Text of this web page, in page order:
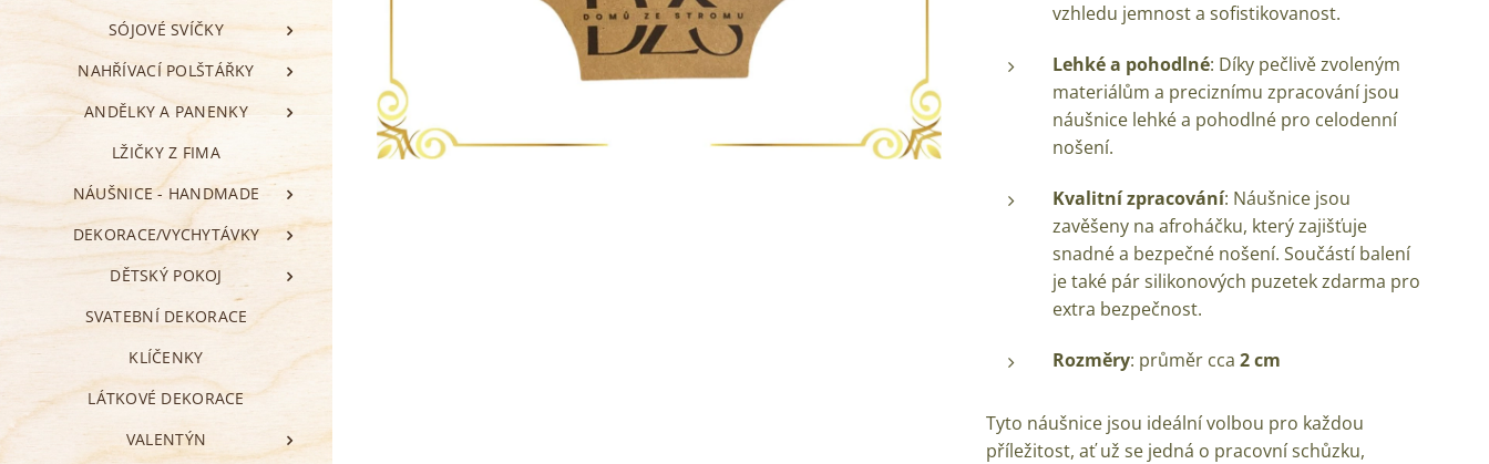
SÓJOVÉ SVÍČKY
NAHŘÍVACÍ POLŠTÁŘKY
ANDĚLKY A PANENKY
LŽIČKY Z FIMA
NÁUŠNICE - HANDMADE
DEKORACE/VYCHYTÁVKY
DĚTSKÝ POKOJ
SVATEBNÍ DEKORACE
KLÍČENKY
LÁTKOVÉ DEKORACE
VALENTÝN
vzhledu jemnost a sofistikovanost.
Lehké a pohodlné: Díky pečlivě zvoleným
materiálům a preciznímu zpracování jsou
náušnice lehké a pohodlné pro celodenní
nošení.
Kvalitní zpracování: Náušnice jsou
zavěšeny na afroháčku, který zajišťuje
snadné a bezpečné nošení. Součástí balení
je také pár silikonových puzetek zdarma pro
extra bezpečnost.
Rozměry: průměr cca2 cm
Tyto náušnice jsou ideální volbou pro každou
příležitost, ať už se jedná o pracovní schůzku,